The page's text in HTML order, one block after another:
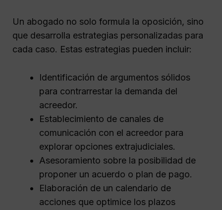
Un abogado no solo formula la oposición, sino
que desarrolla estrategias personalizadas para
cada caso. Estas estrategias pueden incluir:
Identificación de argumentos sólidos
para contrarrestar la demanda del
acreedor.
Establecimiento de canales de
comunicación con el acreedor para
explorar opciones extrajudiciales.
Asesoramiento sobre la posibilidad de
proponer un acuerdo o plan de pago.
Elaboración de un calendario de
acciones que optimice los plazos